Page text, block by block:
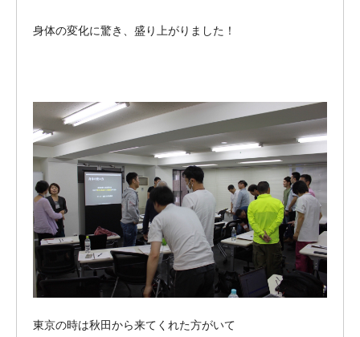
身体の変化に驚き、盛り上がりました！
東京の時は秋田から来てくれた方がいて